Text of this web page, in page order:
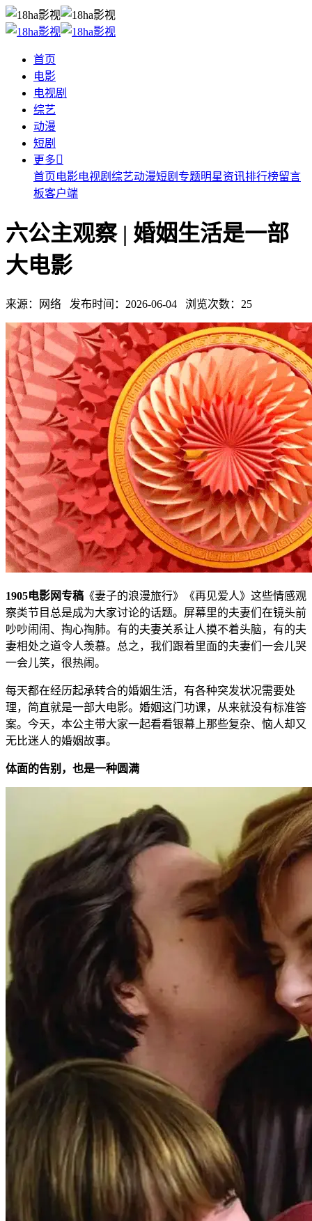
首页
电影
电视剧
综艺
动漫
短剧
更多
首页电影电视剧 综艺动漫短剧 专题明星资讯排行榜留言
板客户端
六公主观察 | 婚姻生活是一部
大电影
来源：网络 发布时间：2026-06-04 浏览次数：25
1905电影网专稿 《妻子的浪漫旅行》《再见爱人》这些情感观
察类节目总是成为大家讨论的话题。屏幕里的夫妻们在镜头前
吵吵闹闹、掏心掏肺。有的夫妻关系让人摸不着头脑，有的夫
妻相处之道令人羡慕。总之，我们跟着里面的夫妻们一会儿哭
一会儿笑，很热闹。
每天都在经历起承转合的婚姻生活，有各种突发状况需要处
理，简直就是一部大电影。婚姻这门功课，从来就没有标准答
案。今天，本公主带大家一起看看银幕上那些复杂、恼人却又
无比迷人的婚姻故事。
体面的告别，也是一种圆满